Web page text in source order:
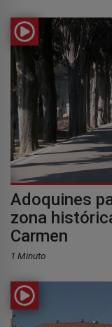
Adoquines
zona
Carmen
1 Minuto